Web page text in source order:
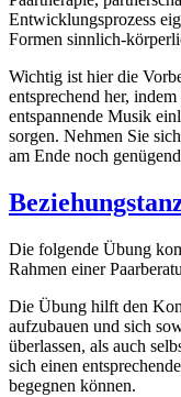
Entwicklungsprozess
Formen sinnlich-
Wichtig ist hier die
entsprechend her,
entspannende Musik
sorgen. Nehmen Sie
am Ende noch
Die folgende Übung
Rahmen einer
Die Übung hilft den
aufzubauen und sich
überlassen, als auch
sich einen
begegnen können.